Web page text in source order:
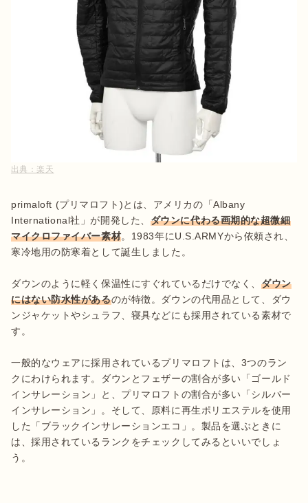
出典： 楽天
primaloft (プリマロフト)とは、アメリカの「Albany
International社」が開発した、 ダウンに代わる画期的な超微細
マイクロファイバー素材。1983年にU.S.ARMYから依頼され、
寒冷地用の防寒着として誕生しました。
ダウンのように軽く保温性にすぐれているだけでなく、 ダウン
にはない防水性があるのが特徴。ダウンの代用品として、ダウ
ンジャケットやシュラフ、寝具などにも採用されている素材で
す。
一般的なウェアに採用されているプリマロフトは、3つのラン
クにわけられます。ダウンとフェザーの割合が多い「ゴールド
インサレーション」と、プリマロフトの割合が多い「シルバー
インサレーション」。そして、原料に再生ポリエステルを使用
した「ブラックインサレーションエコ」。製品を選ぶときに
は、採用されているランクをチェックしてみるといいでしょ
う。